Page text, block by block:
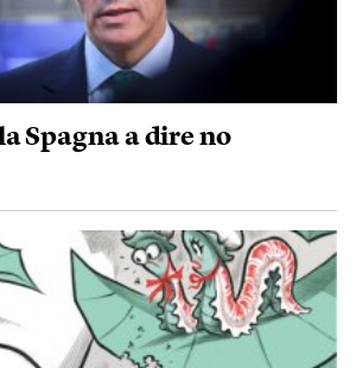
Spagna a dire no